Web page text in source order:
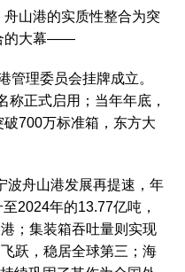
山港的实质性整合为突
的大幕——
理委员会挂牌成立。
正式启用；当年年底，
700万标准箱，东方大
波舟山港发展再提速，年
2024年的13.77亿吨，
；集装箱吞吐量则实现
飞跃，稳居全球第三；海